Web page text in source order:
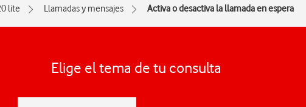
lite Llamadas y mensajes Activa o desactiva la llamada en espera
Elige el tema de tu consulta